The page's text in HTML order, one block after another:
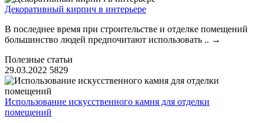
Декоративный кирпич в интерьере
В последнее время при строительстве и отделке помещений
большинство людей предпочитают использовать .. →
Полезные статьи
29.03.2022 5829
Использование искусственного камня для отделки
помещений